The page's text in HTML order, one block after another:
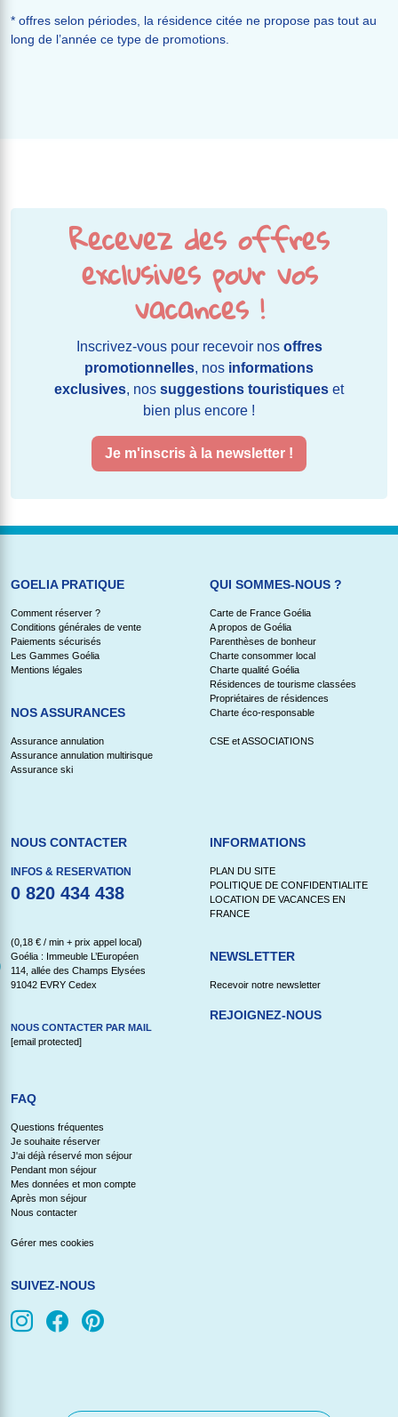
* offres selon périodes, la résidence citée ne propose pas tout au
long de l’année ce type de promotions.
Recevez des offres
exclusives pour vos
vacances !
Inscrivez-vous pour recevoir nos offres
promotionnelles, nos informations
exclusives, nos suggestions touristiques et
bien plus encore !
Je m'inscris à la newsletter !
GOELIA PRATIQUE
Comment réserver ?
Conditions générales de vente
Paiements sécurisés
Les Gammes Goélia
Mentions légales
NOS ASSURANCES
Assurance annulation
Assurance annulation multirisque
Assurance ski
QUI SOMMES-NOUS ?
Carte de France Goélia
A propos de Goélia
Parenthèses de bonheur
Charte consommer local
Charte qualité Goélia
Résidences de tourisme classées
Propriétaires de résidences
Charte éco-responsable
CSE et ASSOCIATIONS
NOUS CONTACTER
INFOS & RESERVATION
0 820 434 438
(0,18 € / min + prix appel local)
Goélia : Immeuble L’Européen
114, allée des Champs Elysées
91042 EVRY Cedex
NOUS CONTACTER PAR MAIL
[email protected]
INFORMATIONS
PLAN DU SITE
POLITIQUE DE CONFIDENTIALITE
LOCATION DE VACANCES EN
FRANCE
NEWSLETTER
Recevoir notre newsletter
REJOIGNEZ-NOUS
FAQ
Questions fréquentes
Je souhaite réserver
J'ai déjà réservé mon séjour
Pendant mon séjour
Mes données et mon compte
Après mon séjour
Nous contacter
Gérer mes cookies
SUIVEZ-NOUS